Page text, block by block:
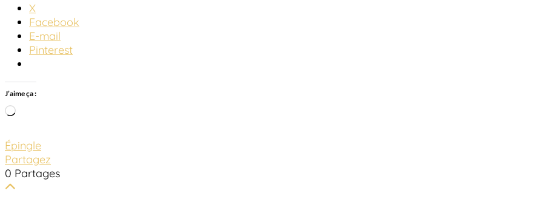
X
Facebook
E-mail
Pinterest
J’aime ça :
Chargement…
Épingle
Partagez
0 Partages